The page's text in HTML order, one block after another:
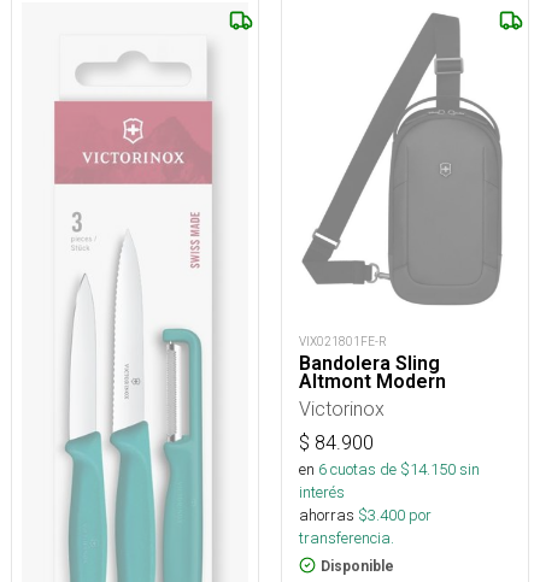
VIX021801FE-R
Bandolera Sling
Altmont Modern
Victorinox
$ 84.900
en 6cuotas de $14.150sin
interés
ahorras $3.400 por
transferencia.
Disponible